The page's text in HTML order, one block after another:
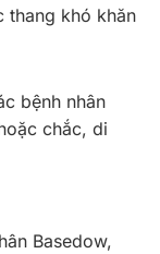
thang khó khăn
bệnh nhân
chắc, di
Basedow,